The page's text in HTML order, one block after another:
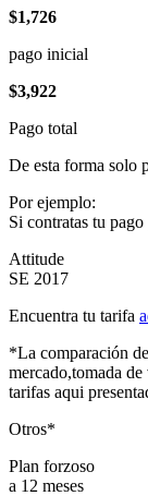
$1,726
pago inicial
$3,922
Pago total
De esta forma solo
Por ejemplo:
Si contratas tu
Attitude
SE 2017
Encuentra tu tarifa
*La comparación
mercado,tomada
tarifas aqui
Otros*
Plan forzoso
a 12 meses